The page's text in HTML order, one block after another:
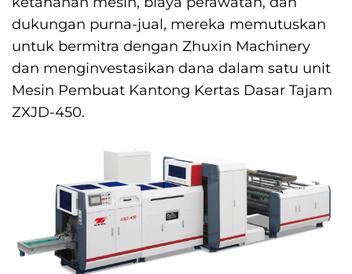
dukungan purna-jual, mereka memutuskan
untuk bermitra dengan Zhuxin Machinery
dan menginvestasikan dana dalam satu unit
Mesin Pembuat Kantong Kertas Dasar Tajam
ZXJD-450.